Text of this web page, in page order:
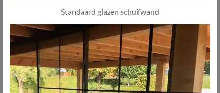
Standaard glazen schuifwand